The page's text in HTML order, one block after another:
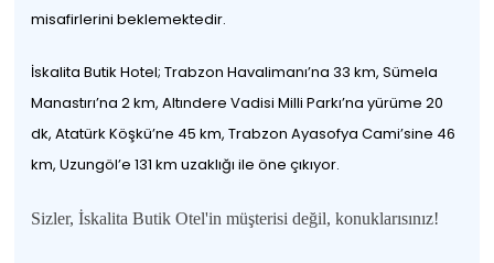
misafirlerini beklemektedir.
İskalita Butik Hotel; Trabzon Havalimanı’na 33 km, Sümela
Manastırı’na 2 km, Altındere Vadisi Milli Parkı’na yürüme 20
dk, Atatürk Köşkü’ne 45 km, Trabzon Ayasofya Cami’sine 46
km, Uzungöl’e 131 km uzaklığı ile öne çıkıyor.
Sizler, İskalita Butik Otel'in müşterisi değil, konuklarısınız!